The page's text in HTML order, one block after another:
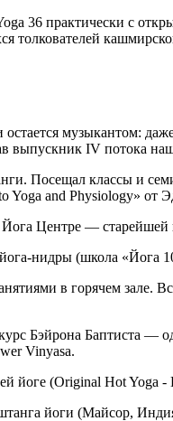
36 практически с
толкователей
музыкантом:
выпускник IV потока
Посещал классы и
Yoga and Physiology»
Центре — старейшей
нидры (школа «Йога
в горячем зале.
Бэйрона Баптиста —
Vinyasa.
йоге (Original Hot Yoga
йоги (Майсор,